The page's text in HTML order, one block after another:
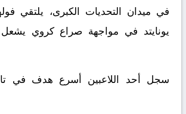
في ميدان التحديات الكبرى، يلتقي
يونايتد في مواجهة صراع كروي
سجل أحد اللاعبين أسرع هدف في